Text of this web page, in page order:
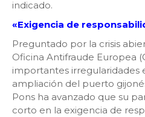
indicado.
«Exigencia de
Preguntado por la crisis
Oficina Antifraude Europea
importantes irregularidades
ampliación del puerto
Pons ha avanzado que su
corto en la exigencia de